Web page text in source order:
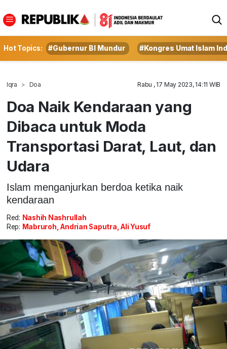
Hot Topics: #Gubernur BI Mundur #Kongres Umat Islam
Iqra Doa Rabu , 17 May 2023, 14:11 WIB
Doa Naik Kendaraan yang
Dibaca untuk Moda
Transportasi Darat, Laut, dan
Udara
Islam menganjurkan berdoa ketika naik
kendaraan
Red: Nashih Nashrullah
Rep: Mabruroh, Andrian Saputra, Ali Yusuf